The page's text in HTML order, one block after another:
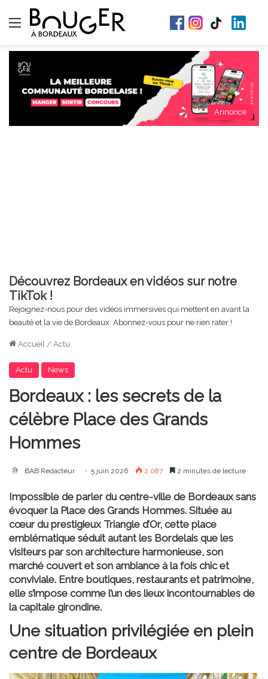
Menu
Annonce
Découvrez Bordeaux en vidéos sur notre
TikTok !
Rejoignez-nous pour des vidéos immersives qui mettent en avant la
beauté et la vie de Bordeaux. Abonnez-vous pour ne rien rater !
Accueil / Actu
Actu News
Bordeaux : les secrets de la
célèbre Place des Grands
Hommes
BAB Redacteur 5 juin 2026 2 087 2 minutes de lecture
Impossible de parler du centre-ville de Bordeaux sans
évoquer la Place des Grands Hommes. Située au
cœur du prestigieux Triangle d’Or, cette place
emblématique séduit autant les Bordelais que les
visiteurs par son architecture harmonieuse, son
marché couvert et son ambiance à la fois chic et
conviviale. Entre boutiques, restaurants et patrimoine,
elle s’impose comme l’un des lieux incontournables de
la capitale girondine.
Une situation privilégiée en plein
centre de Bordeaux